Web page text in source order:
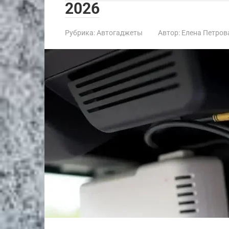
2026
Рубрика: Автогаджеты Автор: Елена